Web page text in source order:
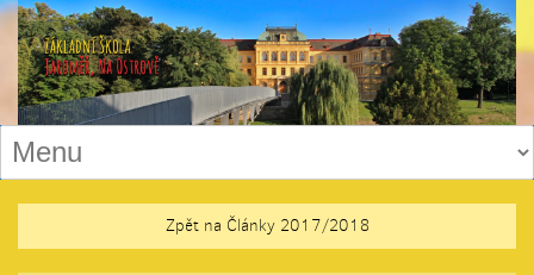
Zpět na Články 2017/2018